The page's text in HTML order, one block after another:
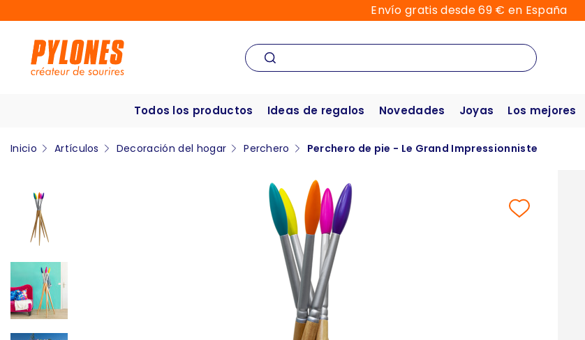
Envío gratis desde 69 € en España
Todos los productos Ideas de regalos Novedades Joyas Los mejores
Inicio Artículos Decoración del hogar Perchero Perchero de pie - Le Grand Impressionniste